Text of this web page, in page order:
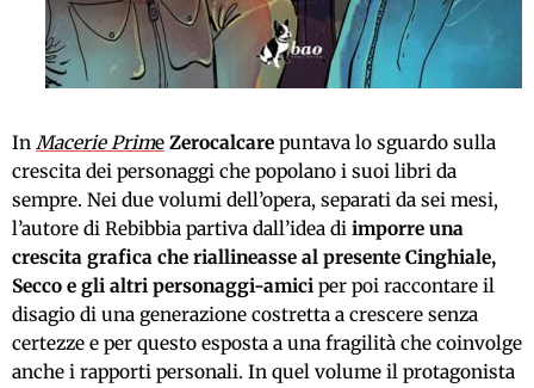
In Macerie Prime Zerocalcare puntava lo sguardo sulla
crescita dei personaggi che popolano i suoi libri da
sempre. Nei due volumi dell’opera, separati da sei mesi,
l’autore di Rebibbia partiva dall’idea di imporre una
crescita grafica che riallineasse al presente Cinghiale,
Secco e gli altri personaggi-amici per poi raccontare il
disagio di una generazione costretta a crescere senza
certezze e per questo esposta a una fragilità che coinvolge
anche i rapporti personali. In quel volume il protagonista